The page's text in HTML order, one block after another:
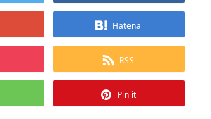
Hatena
RSS
Pin it